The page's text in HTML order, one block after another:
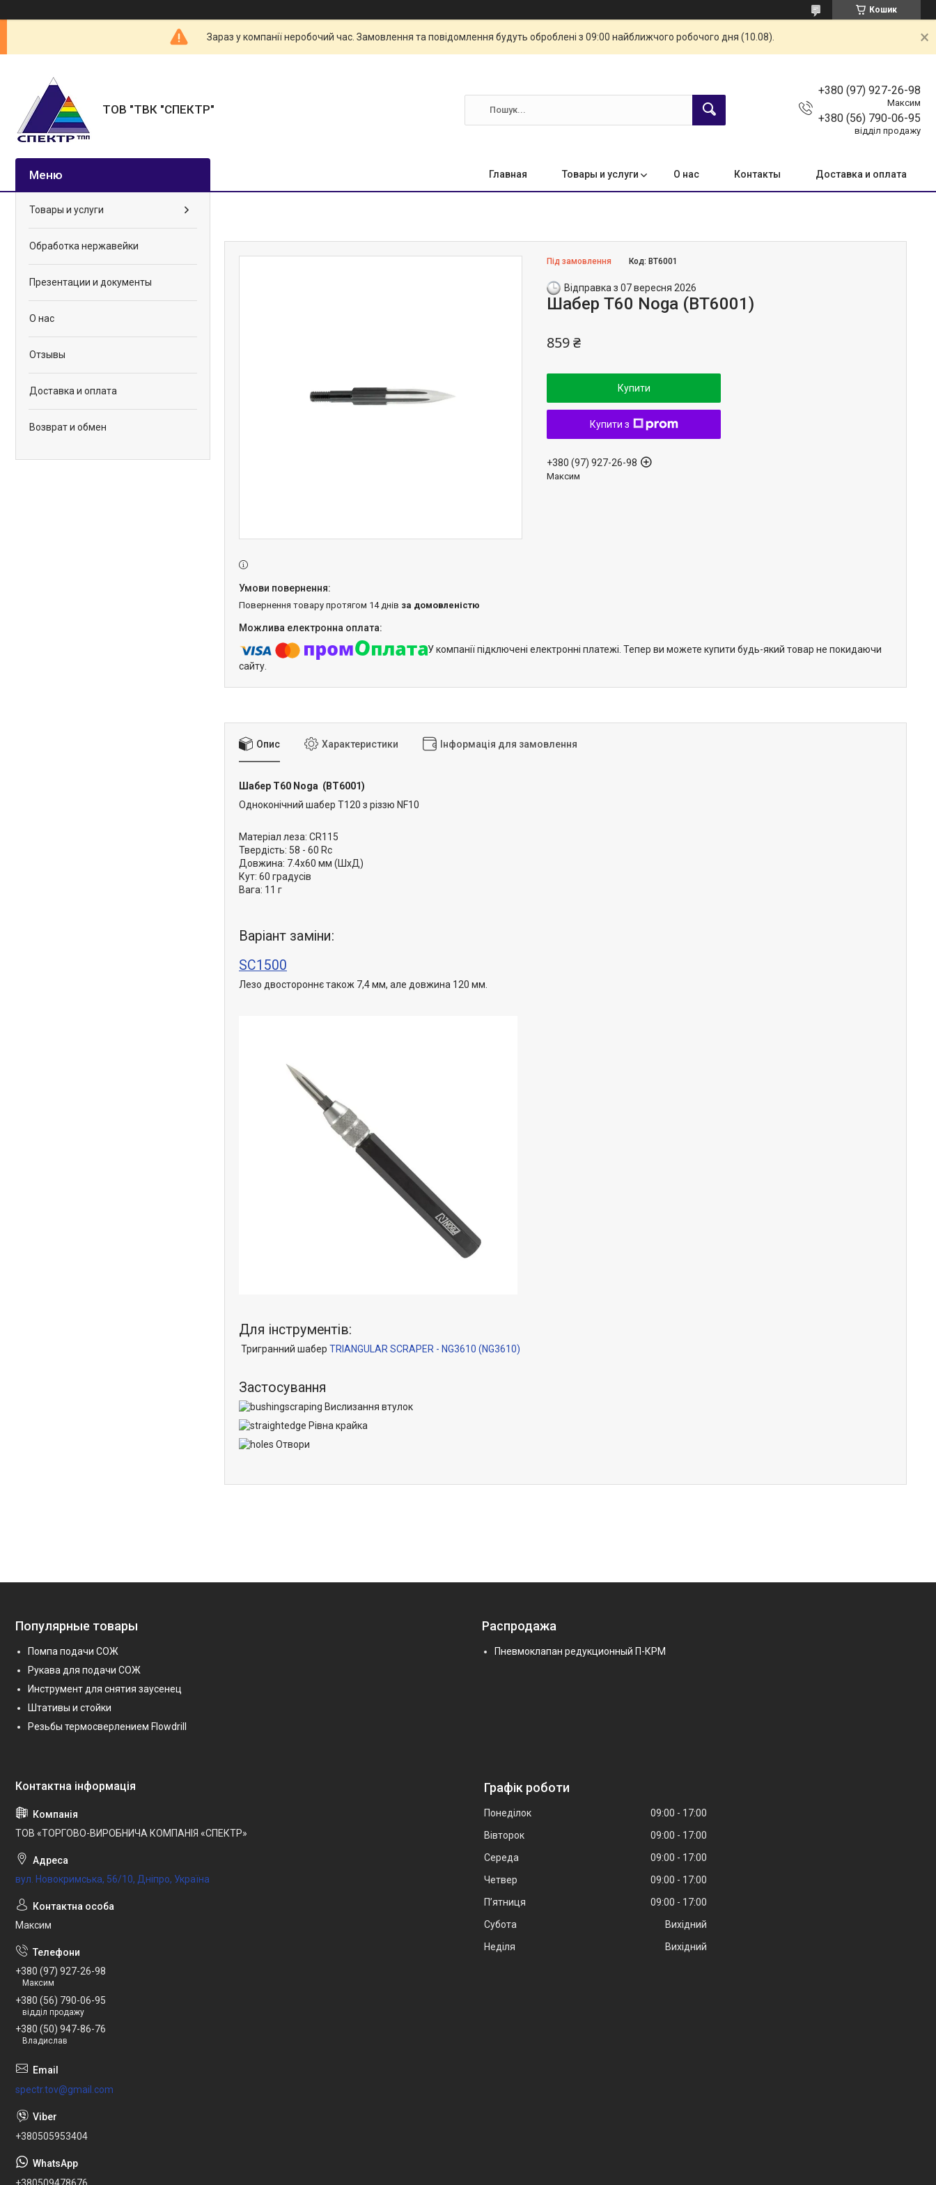
Кошик
Зараз у компанії неробочий час. Замовлення та повідомлення будуть оброблені з 09:00 найближчого робочого дня (10.08).
ТОВ "ТВК "СПЕКТР"
+380 (97) 927-26-98
Максим
+380 (56) 790-06-95
відділ продажу
Главная Товары и услуги О нас Контакты Доставка и оплата
Під замовлення Код: BT6001
Відправка з 07 вересня 2026
Шабер Т60 Noga (BT6001)
859 ₴
Купити
Купити з
+380 (97) 927-26-98
Максим
повернення товару протягом 14 днів за домовленістю
У компанії підключені електронні платежі. Тепер ви можете купити будь-який товар не покидаючи
сайту.
Опис Характеристики Інформація для замовлення
Шабер Т60 Noga (BT6001)
Одноконічний шабер T120 з різзю NF10
Матеріал леза: CR115
Твердість: 58 - 60 Rc
Довжина: 7.4x60 мм (ШхД)
Кут: 60 градусів
Вага: 11 г
Варіант заміни:
SC1500
Лезо двостороннє також 7,4 мм, але довжина 120 мм.
Для інструментів:
Тригранний шабер TRIANGULAR SCRAPER - NG3610 (NG3610)
Застосування
Вислизання втулок
Рівна крайка
Отвори
Товары и услуги
Обработка нержавейки
Презентации и документы
О нас
Отзывы
Доставка и оплата
Возврат и обмен
Популярные товары
Помпа подачи СОЖ
Рукава для подачи СОЖ
Инструмент для снятия заусенец
Штативы и стойки
Резьбы термосверлением Flowdrill
Распродажа
Пневмоклапан редукционный П-КРМ
ТОВ «ТОРГОВО-ВИРОБНИЧА КОМПАНІЯ «СПЕКТР»
вул. Новокримська, 56/10, Дніпро, Україна
Максим
+380 (97) 927-26-98
Максим
+380 (56) 790-06-95
відділ продажу
+380 (50) 947-86-76
Владислав
spectr.tov@gmail.com
+380505953404
Графік роботи
Понеділок 09:00
17:00
Вівторок
09:00
17:00
Середа
09:00
17:00
Четвер
09:00
17:00
Пʼятниця
09:00
17:00
Субота
Вихідний
Неділя
Вихідний